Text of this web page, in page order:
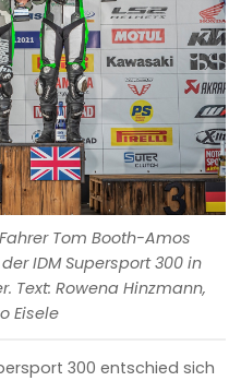
Tom Booth-Amos
IDM Supersport 300 in
Text: Rowena Hinzmann,
Eisele
300 entschied sich